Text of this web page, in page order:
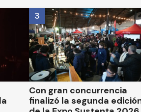
Con gran concurrencia
finalizó la segunda
3